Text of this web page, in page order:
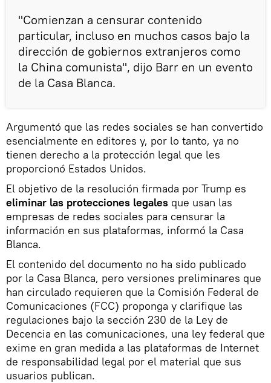
"Comienzan a censurar contenido
particular, incluso en muchos casos bajo la
dirección de gobiernos extranjeros como
la China comunista", dijo Barr en un evento
de la Casa Blanca.
Argumentó que las redes sociales se han convertido
esencialmente en editores y, por lo tanto, ya no
tienen derecho a la protección legal que les
proporcionó Estados Unidos.
El objetivo de la resolución firmada por Trump es
eliminar las protecciones legales que usan las
empresas de redes sociales para censurar la
información en sus plataformas, informó la Casa
Blanca.
El contenido del documento no ha sido publicado
por la Casa Blanca, pero versiones preliminares que
han circulado requieren que la Comisión Federal de
Comunicaciones (FCC) proponga y clarifique las
regulaciones bajo la sección 230 de la Ley de
Decencia en las comunicaciones, una ley federal que
exime en gran medida a las plataformas de Internet
de responsabilidad legal por el material que sus
usuarios publican.